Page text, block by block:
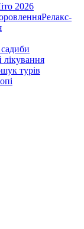
2026
Релакс-
лікування
турів